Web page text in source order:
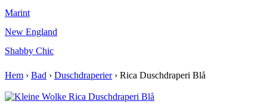
Marint
New England
Shabby Chic
Hem › Bad › Duschdraperier› Rica Duschdraperi Blå